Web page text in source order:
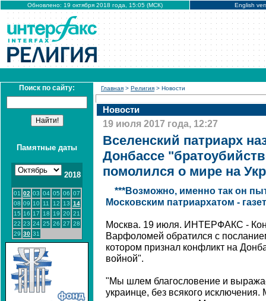
Обновлено: 19 октября 2018 года, 15:05 (МСК) English
Поиск по сайту:
Памятные даты
2018
01 02 03 04 05 06 07
08 09 10 11 12 13 14
15 16 17 18 19 20 21
22 23 24 25 26 27 28
29 30 31
Главная > Религия > Новости
Новости
19 июля 2017 года, 12:27
Вселенский патриарх
Донбассе
помолился о мире на
***Возможно, именно так он
Московским патриархатом -
Москва. 19 июля. ИНТЕРФАКС -
Варфоломей обратился с
котором признал конфликт на
войной".
"Мы шлем благословение и
украинце, без всякого